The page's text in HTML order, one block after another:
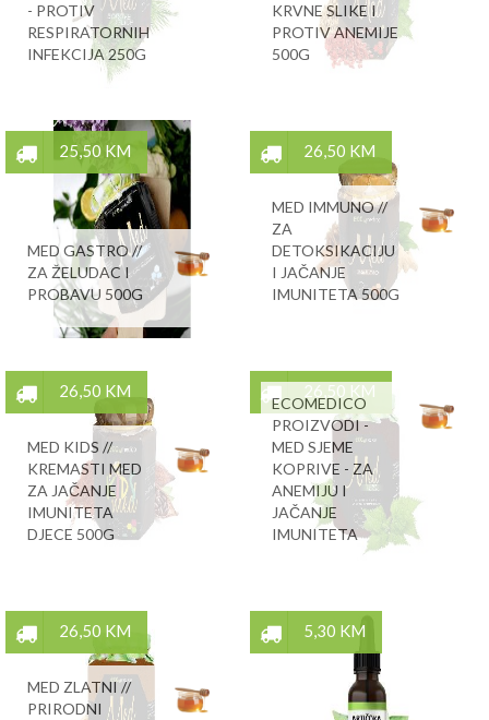
- PROTIV
RESPIRATORNIH
INFEKCIJA 250G
KRVNE SLIKE I
PROTIV ANEMIJE
500G
25,50 KM
MED GASTRO //
ZA ŽELUDAC I
PROBAVU 500G
26,50 KM
MED IMMUNO //
ZA
DETOKSIKACIJU
I JAČANJE
IMUNITETA 500G
26,50 KM
MED KIDS //
KREMASTI MED
ZA JAČANJE
IMUNITETA
DJECE 500G
26,50 KM
ECOMEDICO
PROIZVODI -
MED SJEME
KOPRIVE - ZA
ANEMIJU I
JAČANJE
IMUNITETA
26,50 KM
MED ZLATNI //
PRIRODNI
5,30 KM